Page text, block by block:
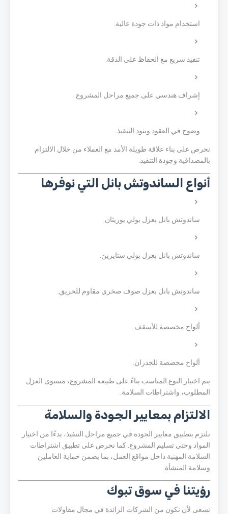
استخدام مواد ذات جودة عالية.
تنفيذ سريع مع الحفاظ على الدقة.
إشراف هندسي على جميع مراحل المشروع.
وضوح في العقود وبنود التنفيذ.
نحرص على بناء علاقة طويلة الأمد مع العملاء من خلال الالتزام
بالمصداقية وجودة التنفيذ.
أنواع الساندوتش بانل التي نوفرها
ساندوتش بانل بعزل بولي يوريثان.
ساندوتش بانل بعزل بولي ستايرين.
ساندوتش بانل بعزل صوف صخري مقاوم للحريق.
ألواح مخصصة للأسقف.
ألواح مخصصة للجدران.
يتم اختيار النوع المناسب بناءً على طبيعة المشروع، مستوى العزل
المطلوب، واشتراطات السلامة.
الالتزام بمعايير الجودة والسلامة
نلتزم بتطبيق معايير الجودة في جميع مراحل التنفيذ، بدءًا من اختيار
المواد وحتى تسليم المشروع. كما نحرص على تطبيق اشتراطات
السلامة المهنية داخل مواقع العمل، بما يضمن حماية العاملين
وسلامة المنشأة.
رؤيتنا في سوق تبوك
نسعى لأن نكون من الشركات الرائدة في مجال مقاولات